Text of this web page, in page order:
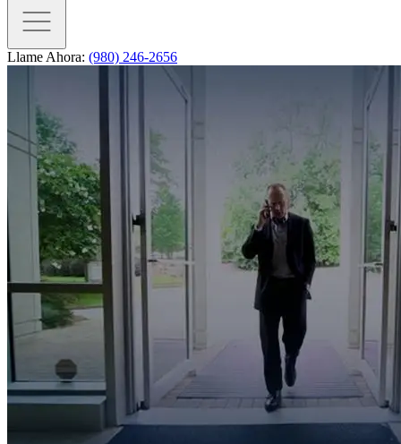
Llame Ahora: (980) 246-2656